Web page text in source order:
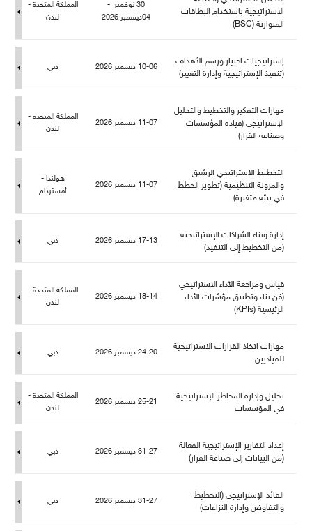
الاستراتيجية باستخدام البطاقات
المتوازنة (BSC)
30 نوفمبر -
04ديسمبر 2026
المملكة المتحدة -
ندن
إستراتيجيات اختيار ورسم الأهداف
(تنفيذ الإستراتيجية وإدارة التغيير)
10-06 ديسمبر 2026 دبي
هارات التفكير والتخطيط والتحلي
الإستراتيجي (قيادة المؤسسات
وصناعة القرار)
11-07 ديسمبر 2026
المملكة المتحدة -
ندن
التخطيط الاستراتيجي الرشيق
والمرونة التنظيمية (تطوير الخطط
في بيئة متغيرة)
11-07 ديسمبر 2026
هولندا -
أمستردا
إدارة وبناء الشراكات الإستراتيجية
(من التخطيط إلى التنفيذ)
17-13 ديسمبر 2026 دبي
قياس ومراجعة الأداء الاستراتيجي
(فن بناء وتطبيق مؤشرات الأداء
الرئيسية (KPIs)
18-14 ديسمبر 2026
المملكة المتحدة -
ندن
هارات اتخاذ القرارات الاستراتيجية
قياديين
24-20 ديسمبر 2026 دبي
تحليل وإدارة المخاطر الإستراتيجية
في المؤسسات
25-21 ديسمبر 2026
المملكة المتحدة -
ندن
إعداد التقارير الإستراتيجية الفعالة
(من البيانات إلى صناعة القرار)
31-27 ديسمبر 2026 دبي
القائد الإستراتيجي (التخطيط
والتفاوض وإدارة النزاعات)
31-27 ديسمبر 2026 دبي